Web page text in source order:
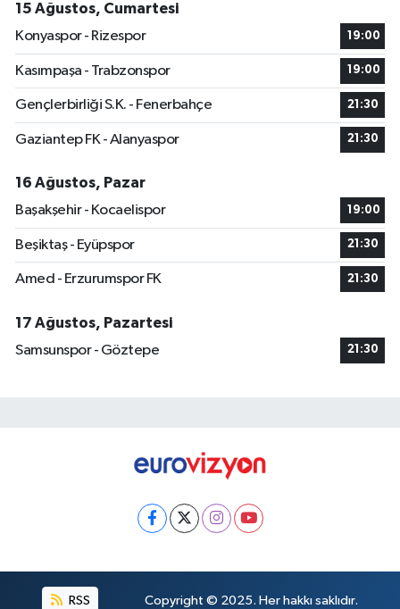
15 Ağustos, Cumartesi
Konyaspor - Rizespor
19:00
Kasımpaşa - Trabzonspor 19:00
Gençlerbirliği S.K. - Fenerbahçe 21:30
Gaziantep FK - Alanyaspor 21:30
16 Ağustos, Pazar
Başakşehir - Kocaelispor
19:00
Beşiktaş - Eyüpspor 21:30
Amed - Erzurumspor FK 21:30
17 Ağustos, Pazartesi
Samsunspor - Göztepe
21:30
RSS Copyright © 2025. Her hakkı saklıdır.